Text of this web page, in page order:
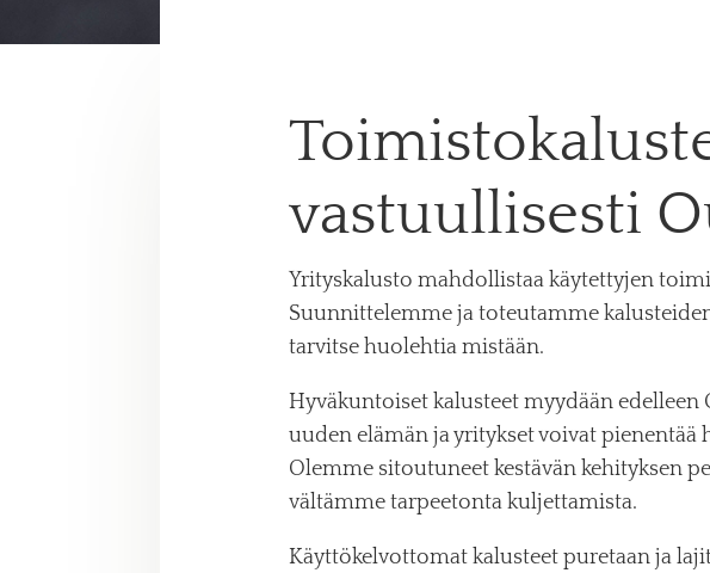
vastuullisesti
Yrityskalusto mahdollistaa käytettyjen
Suunnittelemme ja toteutamme
tarvitse huolehtia mistään.
Hyväkuntoiset kalusteet myydään
uuden elämän ja yritykset voivat pienentää
Olemme sitoutuneet kestävän kehityksen
vältämme tarpeetonta kuljettamista.
Käyttökelvottomat kalusteet puretaan ja